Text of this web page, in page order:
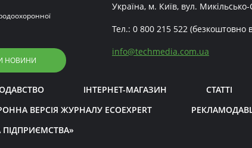
НОВИНИ
Україна, м. Київ, вул.
Тел.: 0 800 215 522 (безкоштовно
info@techmedia.com.ua
ІНТЕРНЕТ-МАГАЗИН СТАТТІ
ВЕРСІЯ ЖУРНАЛУ ECOEXPERT